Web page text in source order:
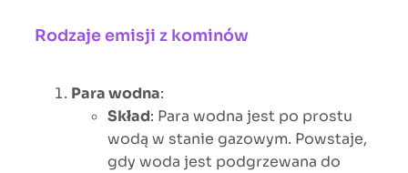
Rodzaje emisji z kominów
Para wodna:
Skład: Para wodna jest po prostu
wodą w stanie gazowym. Powstaje,
gdy woda jest podgrzewana do